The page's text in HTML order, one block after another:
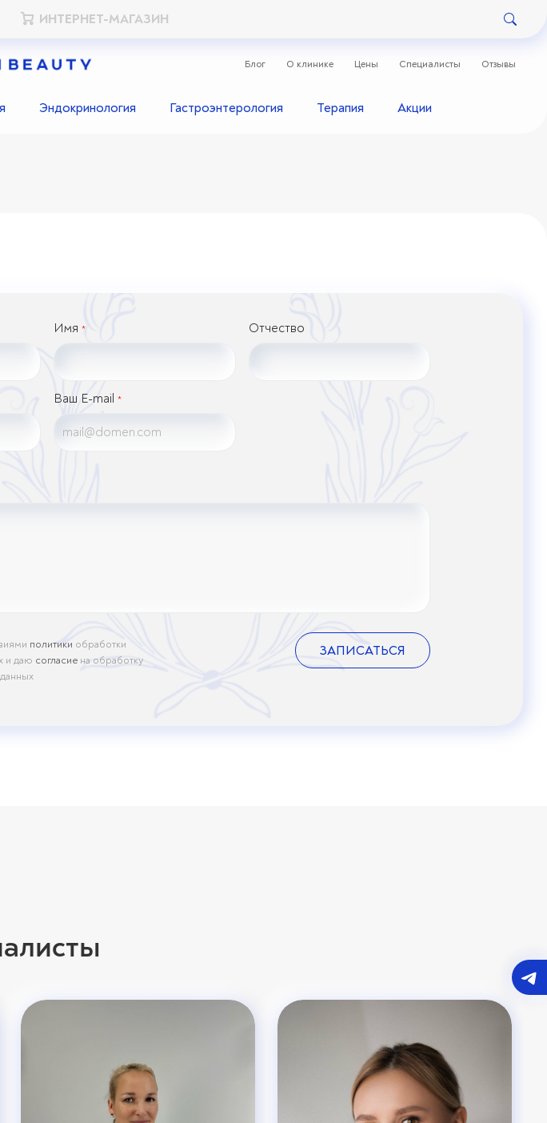
ИНТЕРНЕТ-МАГАЗИН
Блог О клинике Цены Специалисты Отзывы
Эндокринология Гастроэнтерология Терапия Акции
Имя* Отчество
Ваш E-mail*
политики обработки
и даю согласие на обработку
ЗАПИСАТЬСЯ